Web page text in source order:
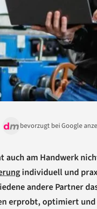
bevorzugt bei Google
auch am Handwerk
individuell und
andere Partner
erprobt, optimiert und